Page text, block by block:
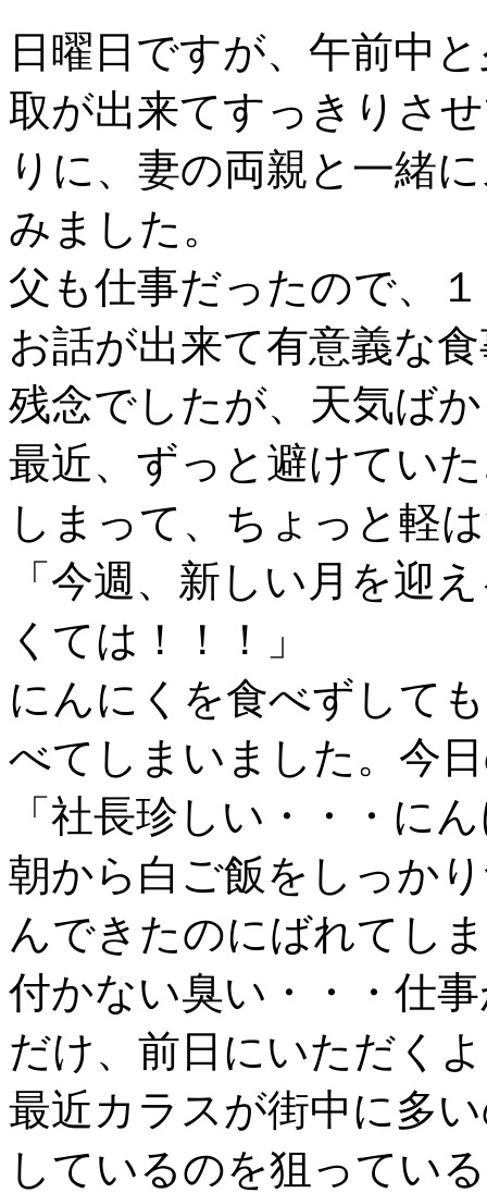
日曜日ですが、午前中
取が出来てすっきりさ
りに、妻の両親と一緒
みました。
父も仕事だったので、
お話が出来て有意義な
残念でしたが、天気ば
最近、ずっと避けてい
しまって、ちょっと軽
「今週、新しい月を迎
くては！！！」
にんにくを食べずして
べてしまいました。今
「社長珍しい・・・に
朝から白ご飯をしっか
んできたのにばれてし
付かない臭い・・・仕
だけ、前日にいただく
最近カラスが街中に多
しているのを狙ってい